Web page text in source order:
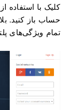
کلیک با استفاده
حساب باز کنید.
تمام ویژگی‌های